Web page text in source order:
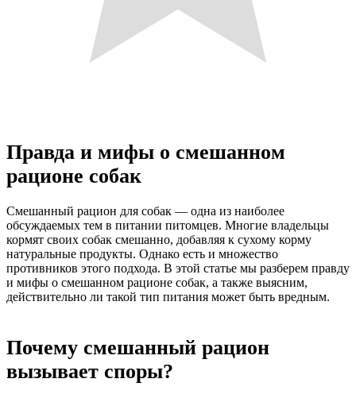
Правда и мифы о смешанном
рационе собак
Смешанный рацион для собак — одна из наиболее
обсуждаемых тем в питании питомцев. Многие владельцы
кормят своих собак смешанно, добавляя к сухому корму
натуральные продукты. Однако есть и множество
противников этого подхода. В этой статье мы разберем правду
и мифы о смешанном рационе собак, а также выясним,
действительно ли такой тип питания может быть вредным.
Почему смешанный рацион
вызывает споры?